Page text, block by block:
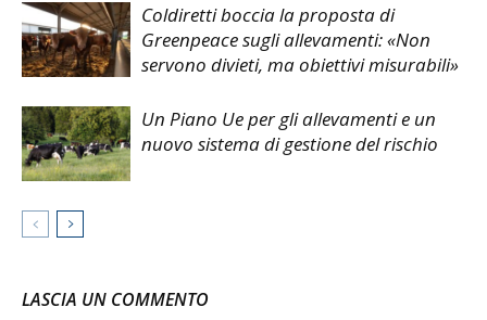
Coldiretti boccia la proposta di
Greenpeace sugli allevamenti: «Non
servono divieti, ma obiettivi misurabili»
Un Piano Ue per gli allevamenti e un
nuovo sistema di gestione del rischio
LASCIA UN COMMENTO